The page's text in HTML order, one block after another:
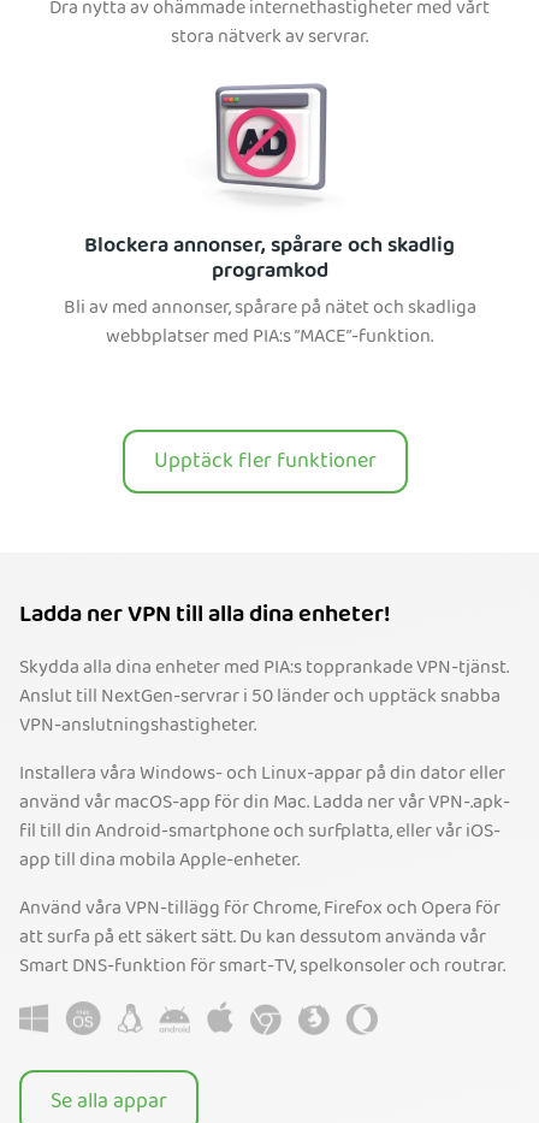
Dra nytta av ohämmade internethastigheter med vårt
stora nätverk av servrar.
Blockera annonser, spårare och skadlig
programkod
Bli av med annonser, spårare på nätet och skadliga
webbplatser med PIA:s ”MACE”-funktion.
Upptäck fler funktioner
Ladda ner VPN till alla dina enheter!
Skydda alla dina enheter med PIA:s topprankade VPN-tjänst.
Anslut till NextGen-servrar i 50 länder och upptäck snabba
VPN-anslutningshastigheter.
Installera våra Windows- och Linux-appar på din dator eller
använd vår macOS-app för din Mac. Ladda ner vår VPN-.apk-
fil till din Android-smartphone och surfplatta, eller vår iOS-
app till dina mobila Apple-enheter.
Använd våra VPN-tillägg för Chrome, Firefox och Opera för
att surfa på ett säkert sätt. Du kan dessutom använda vår
Smart DNS-funktion för smart-TV, spelkonsoler och routrar.
Se alla appar